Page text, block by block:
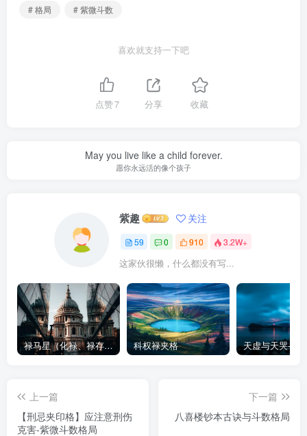
# 格局
# 紫微斗数
喜欢就支持一下吧
点赞7 分享 收藏
May you live like a child forever.
愿你永远活的像个孩子
紫趣 关注
59 0 910 3.2W+
这家伙很懒，什么都没有写...
禄马星（化禄、禄存、天马）在各宫情况-紫微斗数格局 科权禄夹格
上一篇
【刑忌夹印格】应注意刑伤
克害-紫微斗数格局
下一篇
八喜楼钞本古诀与斗数格局